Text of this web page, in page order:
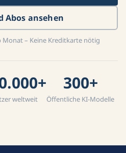
Abos ansehen
Monat – Keine Kreditkarte nötig
weltweit
300+
Öffentliche KI-Modelle